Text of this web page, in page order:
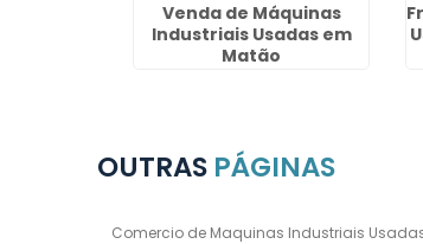
Venda de Máquinas
Industriais Usadas em
Matão
OUTRAS PÁGINAS
Comercio de Maquinas Industriais